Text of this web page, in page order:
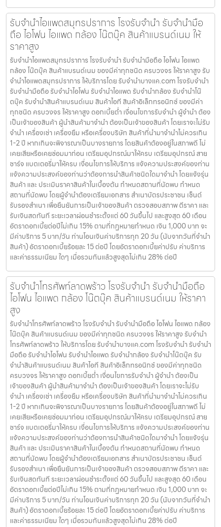
รับจำนำไอแพดสมุทรปราการ โรงรับจำนำ รับจำนำมือ
ถือ ไอโฟน ไอแพด กล้อง โน๊ตบุ๊ค สินค้าแบรนด์เนม ให้
ราคาสูง
รับจำนำไอแพดสมุทรปราการ โรงรับจำนำ รับจำนำมือถือ ไอโฟน ไอแพด
กล้อง โน๊ตบุ๊ค สินค้าแบรนด์เนม ของมีค่าทุกชนิด ครบวงจร ให้ราคาสูง รับ
จำนำไอแพดสมุทรปราการ ให้บริการโดย รับจํานําบางแค.com โรงรับจำนำ
รับจำนำมือถือ รับจำนำไอโฟน รับจำนำไอแพด รับจำนำกล้อง รับจำนำโน๊
ตบุ๊ค รับจำนำสินค้าแบรนด์เนม สินค้าไอที สินค้าอิเล็กทรอนิกซ์ ของมีค่า
ทุกชนิด ครบวงจร ให้ราคาสูง ดอกเบี้ยต่ำ เงื่อนไขการรับจำนำ ผู้จำนำ ต้อง
เป็นเจ้าของสินค้า ผู้นำสินค้ามาจำนำ ต้องเป็นเจ้าของสินค้า โดยเราจะไม่รับ
จำนำ เครื่องเช่า เครื่องยืม หรือเครื่องบริษัท สินค้าที่นำมาจำนำไม่ควรเกิน
1-2 ปี หากเกินจะพิจารณาเป็นบางรายการ โดยสินค้าต้องอยู่ในสภาพดี ไม่
เคยเสียหรือเคยซ่อมมาก่อน เตรียมอุปกรณ์มาให้ครบ เตรียมอุปกรณ์ สาย
ชาร์จ แบตเตอรี่มาให้ครบ เงื่อนไขการให้บริการ แจ้งความประสงค์ของท่าน
แจ้งความประสงค์ของท่านว่าต้องการนำสินค้าชนิดใดมาจำนำ โดยแจ้งรุ่น
สินค้า และ ประเมินราคาสินค้าในเบื้องต้น กำหนดสถานที่นัดพบ กำหนด
สถานที่นัดพบ โดยผู้จำนำต้องเตรียมเอกสาร สำเนาบัตรประชาชน เซ็นต์
รับรองสำเนา เพื่อยืนยันการเป็นเจ้าของสินค้า ตรวจสอบสภาพ ตีราคา และ
รับเงินสดทันที ระยะเวลาผ่อนชำระตั้งแต่ 60 วันขึ้นไป และสูงสุด 60 เดือน
อัตราดอกเบี้ยต่อปีไม่เกิน 15% ตามที่กฏหมายกำหนด เงิน 1,000 บาท จะ
มีค่าบริการ 5 บาท/วัน ท่านโอนเงินค่าบริการทุก 20 วัน (นับจากวันที่จำนำ
สินค้า) อัตราดอกเบี้ยร้อยละ 15 ต่อปี โดยอัตราดอกเบี้ยค่าปรับ ค่าบริการ
และค่าธรรมเนียม ใดๆ เมื่อรวมกันแล้วสูงสุดไม่เกิน 28% ต่อปี
รับจำนำโทรศัพท์ลาดพร้าว โรงรับจำนำ รับจำนำมือถือ
ไอโฟน ไอแพด กล้อง โน๊ตบุ๊ค สินค้าแบรนด์เนม ให้ราคา
สูง
รับจำนำโทรศัพท์ลาดพร้าว โรงรับจำนำ รับจำนำมือถือ ไอโฟน ไอแพด กล้อง
โน๊ตบุ๊ค สินค้าแบรนด์เนม ของมีค่าทุกชนิด ครบวงจร ให้ราคาสูง รับจำนำ
โทรศัพท์ลาดพร้าว ให้บริการโดย รับจํานําบางแค.com โรงรับจำนำ รับจำนำ
มือถือ รับจำนำไอโฟน รับจำนำไอแพด รับจำนำกล้อง รับจำนำโน๊ตบุ๊ค รับ
จำนำสินค้าแบรนด์เนม สินค้าไอที สินค้าอิเล็กทรอนิกซ์ ของมีค่าทุกชนิด
ครบวงจร ให้ราคาสูง ดอกเบี้ยต่ำ เงื่อนไขการรับจำนำ ผู้จำนำ ต้องเป็น
เจ้าของสินค้า ผู้นำสินค้ามาจำนำ ต้องเป็นเจ้าของสินค้า โดยเราจะไม่รับ
จำนำ เครื่องเช่า เครื่องยืม หรือเครื่องบริษัท สินค้าที่นำมาจำนำไม่ควรเกิน
1-2 ปี หากเกินจะพิจารณาเป็นบางรายการ โดยสินค้าต้องอยู่ในสภาพดี ไม่
เคยเสียหรือเคยซ่อมมาก่อน เตรียมอุปกรณ์มาให้ครบ เตรียมอุปกรณ์ สาย
ชาร์จ แบตเตอรี่มาให้ครบ เงื่อนไขการให้บริการ แจ้งความประสงค์ของท่าน
แจ้งความประสงค์ของท่านว่าต้องการนำสินค้าชนิดใดมาจำนำ โดยแจ้งรุ่น
สินค้า และ ประเมินราคาสินค้าในเบื้องต้น กำหนดสถานที่นัดพบ กำหนด
สถานที่นัดพบ โดยผู้จำนำต้องเตรียมเอกสาร สำเนาบัตรประชาชน เซ็นต์
รับรองสำเนา เพื่อยืนยันการเป็นเจ้าของสินค้า ตรวจสอบสภาพ ตีราคา และ
รับเงินสดทันที ระยะเวลาผ่อนชำระตั้งแต่ 60 วันขึ้นไป และสูงสุด 60 เดือน
อัตราดอกเบี้ยต่อปีไม่เกิน 15% ตามที่กฏหมายกำหนด เงิน 1,000 บาท จะ
มีค่าบริการ 5 บาท/วัน ท่านโอนเงินค่าบริการทุก 20 วัน (นับจากวันที่จำนำ
สินค้า) อัตราดอกเบี้ยร้อยละ 15 ต่อปี โดยอัตราดอกเบี้ยค่าปรับ ค่าบริการ
และค่าธรรมเนียม ใดๆ เมื่อรวมกันแล้วสูงสุดไม่เกิน 28% ต่อปี